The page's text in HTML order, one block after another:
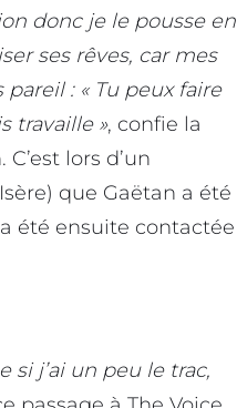
donc je le pousse en
ses rêves, car mes
: « Tu peux faire
travaille », confie la
lors d’un
que Gaëtan a été
été ensuite contactée
si j’ai un peu le trac,